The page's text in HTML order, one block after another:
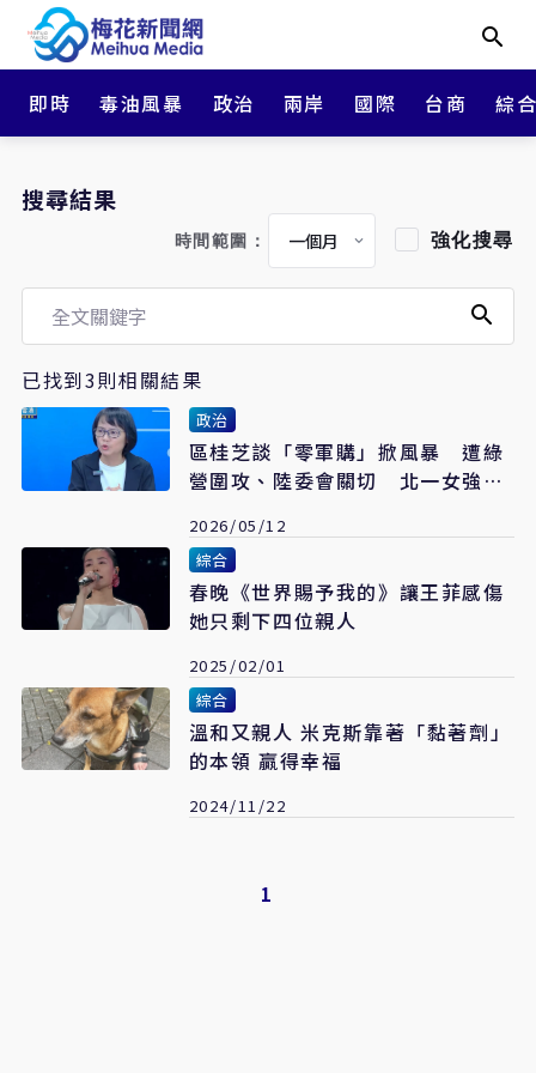
即時 毒油風暴 政治 兩岸 國際 台商 綜
搜尋結果
時間範圍： 強化搜尋
已找到3則相關結果
政治
區桂芝談「零軍購」掀風暴 遭綠
營圍攻、陸委會關切 北一女強
2026/05/12
綜合
春晚《世界賜予我的》讓王菲感傷
她只剩下四位親人
2025/02/01
綜合
溫和又親人 米克斯靠著「黏著劑」
的本領 贏得幸福
2024/11/22
1